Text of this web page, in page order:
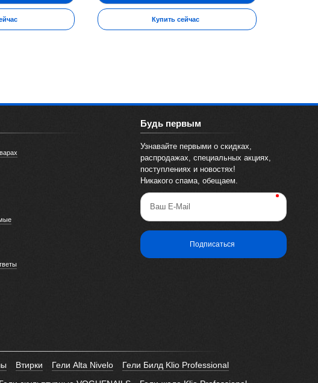
Купить сейчас
Будь первым
Узнавайте первыми о скидках,
распродажах, специальных акциях,
поступлениях и новостях!
Никакого спама, обещаем.
Ваш E-Mail
Подписаться
Втирки Гели Alta Nivelo
Гели Билд Klio Professional